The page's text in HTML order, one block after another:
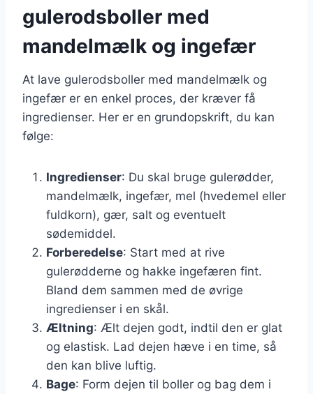
gulerodsboller med
mandelmælk og ingefær
At lave gulerodsboller med mandelmælk og
ingefær er en enkel proces, der kræver få
ingredienser. Her er en grundopskrift, du kan
følge:
Ingredienser: Du skal bruge gulerødder,
mandelmælk, ingefær, mel (hvedemel eller
fuldkorn), gær, salt og eventuelt
sødemiddel.
Forberedelse: Start med at rive
gulerødderne og hakke ingefæren fint.
Bland dem sammen med de øvrige
ingredienser i en skål.
Æltning: Ælt dejen godt, indtil den er glat
og elastisk. Lad dejen hæve i en time, så
den kan blive luftig.
Bage: Form dejen til boller og bag dem i